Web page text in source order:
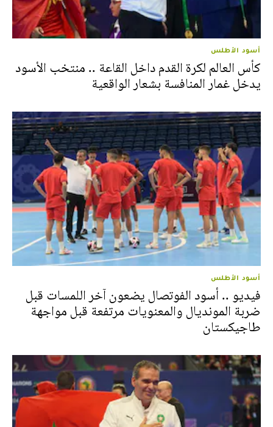
أسود الأطلس
كأس العالم لكرة القدم داخل القاعة .. منتخب الأسود
يدخل غمار المنافسة بشعار الواقعية
أسود الأطلس
فيديو .. أسود الفوتصال يضعون آخر اللمسات قبل
ضربة المونديال والمعنويات مرتفعة قبل مواجهة
طاجيكستان